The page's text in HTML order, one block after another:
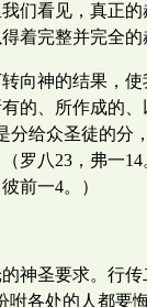
们看见，真正
着完整并完全
向神的结果，
的、所作成的
分给众圣徒的分
罗八23，弗一
前一4。）
神圣要求。行
咐各处的人都要